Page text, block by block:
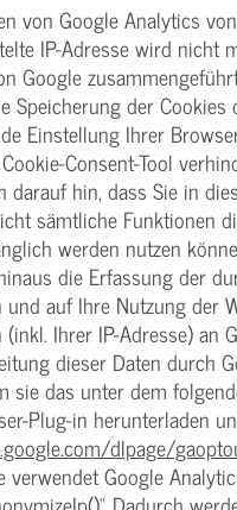
von Google Analytics
IP-Adresse wird nicht
Google
Speicherung der Cookies
Einstellung Ihrer
Consent-Tool
darauf hin, dass Sie in
sämtliche Funktionen
werden nutzen
die Erfassung der
und auf Ihre Nutzung der
(inkl. Ihrer IP-Adresse) an
dieser Daten durch
sie das unter dem
Plug-in herunterladen
dlpage/
verwendet Google